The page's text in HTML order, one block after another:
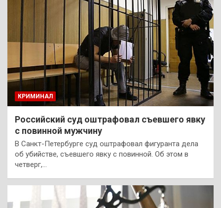
КРИМИНАЛ
Российский суд оштрафовал съевшего явку
с повинной мужчину
В Санкт-Петербурге суд оштрафовал фигуранта дела
об убийстве, съевшего явку с повинной. Об этом в
четверг,…